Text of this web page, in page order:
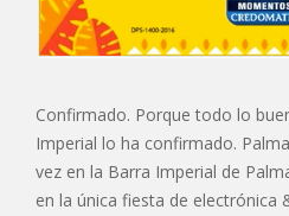
Confirmado. Porque todo lo
Imperial lo ha confirmado.
vez en la Barra Imperial de
en la única fiesta de electrónica